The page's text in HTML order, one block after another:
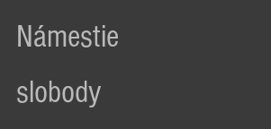
Námestie
slobody